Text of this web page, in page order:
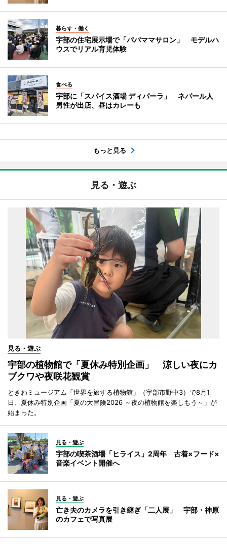
暮らす・働く
宇部の住宅展示場で「パパママサロン」 モデルハ
ウスでリアル育児体験
食べる
宇部に「スパイス酒場 ディパーラ」 ネパール人
男性が出店、昼はカレーも
もっと見る
見る・遊ぶ
見る・遊ぶ
宇部の植物館で「夏休み特別企画」 涼しい夜にカ
ブクワや夜咲花観賞
ときわミュージアム「世界を旅する植物館」（宇部市野中3）で8月1
日、夏休み特別企画「夏の大冒険2026 ～夜の植物館を楽しもう～」が
始まった。
見る・遊ぶ
宇部の喫茶酒場「ヒライス」2周年 古着×フード×
音楽イベント開催へ
見る・遊ぶ
亡き夫のカメラを引き継ぎ「二人展」 宇部・神原
のカフェで写真展